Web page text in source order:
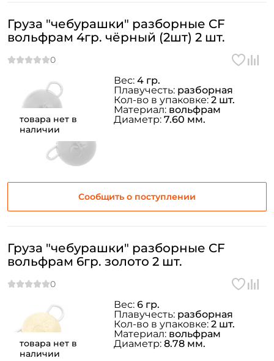
товара нет в
наличии
Груза "чебурашки" разборные CF
вольфрам 4гр. чёрный (2шт) 2 шт.
Сообщить о поступлении
Вес: 4 гр.
Плавучесть: разборная
Кол-во в упаковке:2 шт.
Материал: вольфрам
Диаметр: 7.60 мм.
товара нет в
наличии
Груза "чебурашки" разборные CF
вольфрам 6гр. золото 2 шт.
Вес: 6 гр.
Плавучесть: разборная
Кол-во в упаковке:2 шт.
Материал: вольфрам
Диаметр: 8.78 мм.